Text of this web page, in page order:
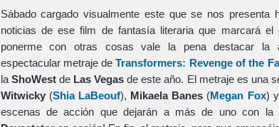
Sábado cargado visualmente este que se nos presenta
noticias de ese film de fantasía literaria que marcará
ponerme con otras cosas vale la pena destacar la
espectacular metraje deTransformers: Revenge of the
la ShoWestde Las Vegas de este año. El metraje es una
Witwicky(Shia LaBeouf), Mikaela Banes (Megan Fox) y
escenas de acción que dejarán a más de uno con la